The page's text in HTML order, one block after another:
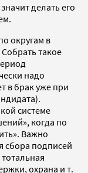
делать его
округам в
такое
надо
в брак уже при
системе
когда по
Важно
сбора подписей
охрана и т.